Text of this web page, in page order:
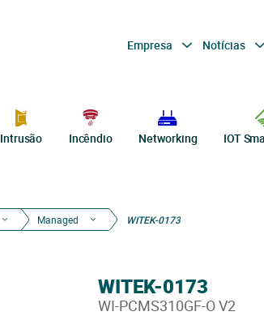
Empresa Notícias
Intrusão Incêndio Networking IOT
Managed WITEK-0173
WITEK-0173
WI-PCMS310GF-O V2